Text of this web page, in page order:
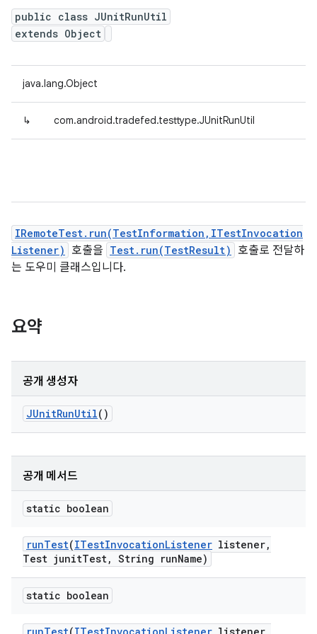
public class JUnitRunUtil
extends Object
java.lang.Object
↳ com.android.tradefed.testtype.JUnitRunUtil
IRemoteTest.run(TestInformation,ITestInvocation
Listener)
호출을 Test.run(TestResult)
호출로 전달하
는 도우미 클래스입니다.
요약
공개 생성자
JUnitRunUtil()
공개 메서드
static boolean
runTest(ITestInvocationListener listener,
Test junitTest, String runName)
static boolean